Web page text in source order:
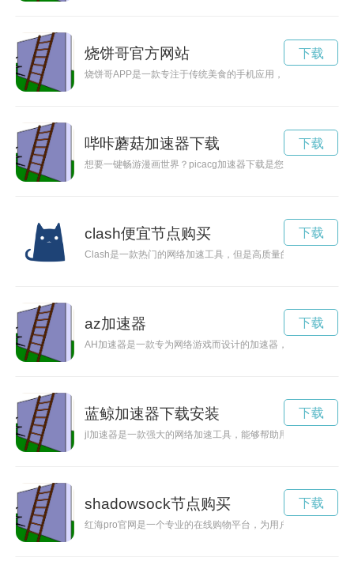
烧饼哥官方网站
烧饼哥APP是一款专注于传统美食的手机应用，为用户提供丰
下载
哔咔蘑菇加速器下载
想要一键畅游漫画世界？picacg加速器下载是您的不二选择！
下载
clash便宜节点购买
Clash是一款热门的网络加速工具，但是高质量的节点价格通
下载
az加速器
AH加速器是一款专为网络游戏而设计的加速器，通过优化网络
下载
蓝鲸加速器下载安装
jl加速器是一款强大的网络加速工具，能够帮助用户突破网络限
下载
shadowsock节点购买
红海pro官网是一个专业的在线购物平台，为用户提供高质量的
下载